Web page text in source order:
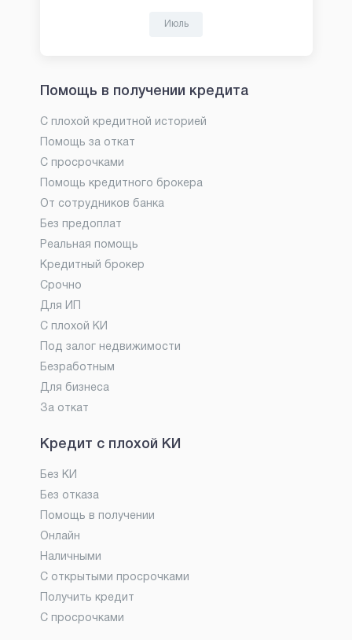
Июль
Помощь в получении кредита
С плохой кредитной историей
Помощь за откат
С просрочками
Помощь кредитного брокера
От сотрудников банка
Без предоплат
Реальная помощь
Кредитный брокер
Срочно
Для ИП
С плохой КИ
Под залог недвижимости
Безработным
Для бизнеса
За откат
Кредит с плохой КИ
Без КИ
Без отказа
Помощь в получении
Онлайн
Наличными
С открытыми просрочками
Получить кредит
С просрочками